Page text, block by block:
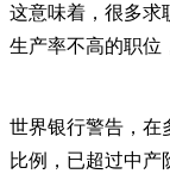
这意味着，很多求
生产率不高的职位
世界银行警告，在
比例，已超过中产